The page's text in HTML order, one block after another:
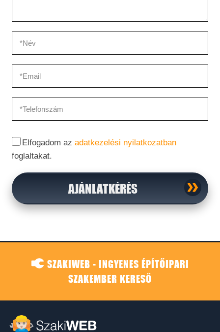
Elfogadom az adatkezelési nyilatkozatban
foglaltakat.
AJÁNLATKÉRÉS
SZAKIWEB - INGYENES ÉPÍTŐIPARI
SZAKEMBER KERESŐ